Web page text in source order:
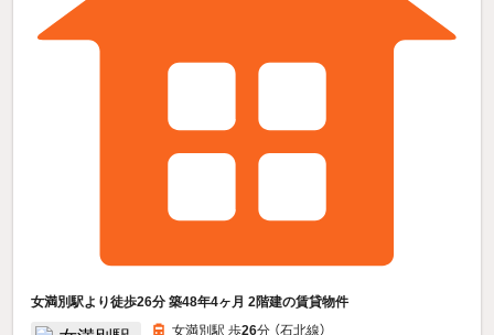
女満別駅より徒歩26分 築48年4ヶ月 2階建の賃貸物件
女満別駅 歩26分 （石北線）